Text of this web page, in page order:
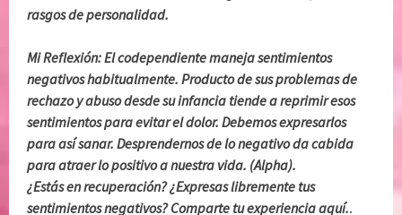
rasgos de personalidad.
Mi Reflexión: El codependiente maneja sentimientos
negativos habitualmente. Producto de sus problemas de
rechazo y abuso desde su infancia tiende a reprimir esos
sentimientos para evitar el dolor. Debemos expresarlos
para así sanar. Desprendernos de lo negativo da cabida
para atraer lo positivo a nuestra vida. (Alpha).
¿Estás en recuperación? ¿Expresas libremente tus
sentimientos negativos? Comparte tu experiencia aquí..